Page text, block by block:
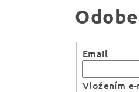
Email
Vložením